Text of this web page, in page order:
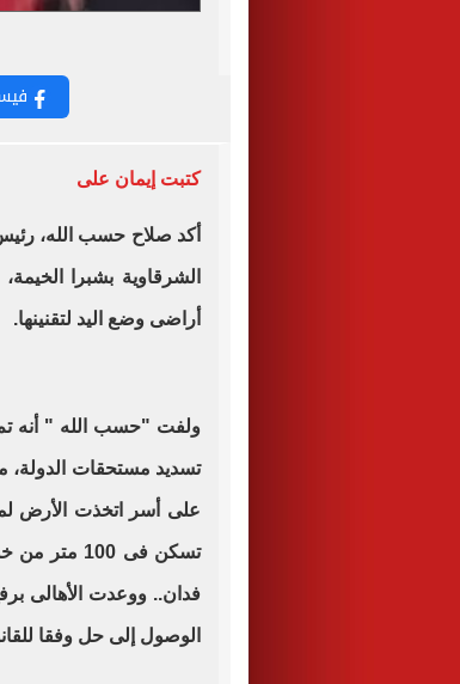
كتبت إيمان على
أكد صلاح حسب الله،
الشرقاوية بشبرا
أراضى وضع اليد لتقنينها.
ولفت "حسب الله " أنه تم
تسديد مستحقات الدولة،
على أسر اتخذت الأرض
فدان.. ووعدت الأهالى
الوصول إلى حل وفقا